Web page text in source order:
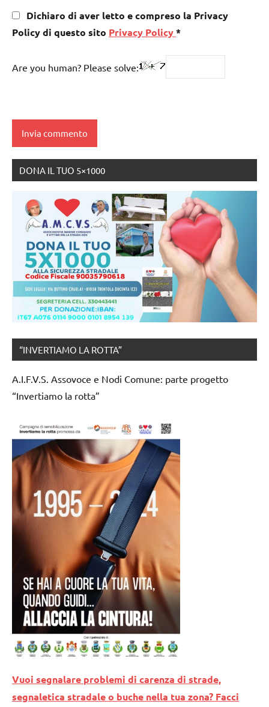
Dichiaro di aver letto e compreso la Privacy
Policy di questo sito Privacy Policy*
Are you human? Please solve:
DONA IL TUO 5×1000
“INVERTIAMO LA ROTTA”
A.I.F.V.S. Assovoce e Nodi Comune: parte progetto
“Invertiamo la rotta”
Vuoi segnalare problemi di carenza di strade,
segnaletica stradale o buche nella tua zona? Facci